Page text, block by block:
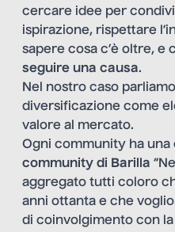
cercare idee per
ispirazione, rispettare
sapere cosa c’è oltre, e
seguire una causa.
Nel nostro caso
diversificazione come
valore al mercato.
Ogni community ha una
community di Barilla
aggregato tutti coloro
anni ottanta e che
di coinvolgimento con